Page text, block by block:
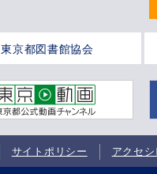
東京都図書館協会
サイトポリシー アクセ